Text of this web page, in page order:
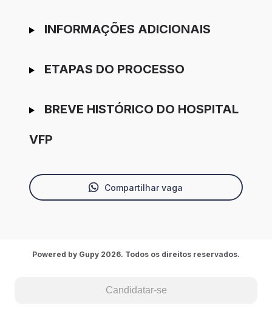
INFORMAÇÕES ADICIONAIS
ETAPAS DO PROCESSO
BREVE HISTÓRICO DO HOSPITAL
VFP
Compartilhar vaga
Candidatar-se
Powered by Gupy 2026. Todos os direitos reservados.